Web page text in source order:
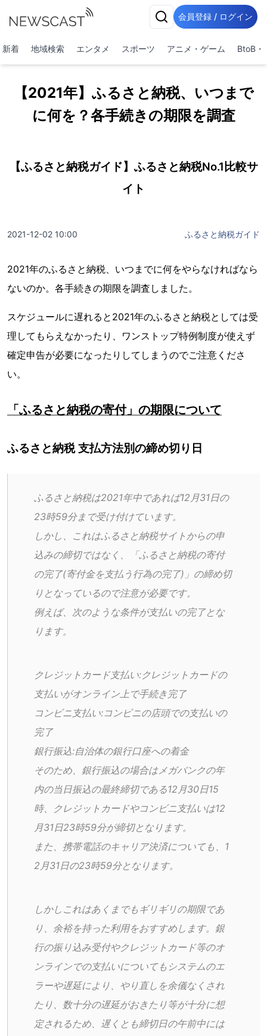
会員登録 / ログイン
新着 地域検索 エンタメ スポーツ アニメ・ゲーム BtoB・
【2021年】ふるさと納税、いつまで
に何を？各手続きの期限を調査
【ふるさと納税ガイド】ふるさと納税No.1比較サ
イト
2021-12-02 10:00 ふるさと納税ガイド
2021年のふるさと納税、いつまでに何をやらなければなら
ないのか。各手続きの期限を調査しました。
スケジュールに遅れると2021年のふるさと納税としては受
理してもらえなかったり、ワンストップ特例制度が使えず
確定申告が必要になったりしてしまうのでご注意くださ
い。
「ふるさと納税の寄付」の期限について
ふるさと納税 支払方法別の締め切り日
ふるさと納税は2021年中であれば12月31日の
23時59分まで受け付けています。
しかし、これはふるさと納税サイトからの申
込みの締切ではなく、「ふるさと納税の寄付
の完了(寄付金を支払う行為の完了)」の締め切
りとなっているので注意が必要です。
例えば、次のような条件が支払いの完了とな
ります。
クレジットカード支払い:クレジットカードの
支払いがオンライン上で手続き完了
コンビニ支払い:コンビニの店頭での支払いの
完了
銀行振込:自治体の銀行口座への着金
そのため、銀行振込の場合はメガバンクの年
内の当日振込の最終締切である12月30日15
時、クレジットカードやコンビニ支払いは12
月31日23時59分が締切となります。
また、携帯電話のキャリア決済についても、1
2月31日の23時59分となります。
しかしこれはあくまでもギリギリの期限であ
り、余裕を持った利用をおすすめします。銀
行の振り込み受付やクレジットカード等のオ
ンラインでの支払いについてもシステムのエ
ラーや遅延により、やり直しを余儀なくされ
たり、数十分の遅延がおきたり等が十分に想
定されるため、遅くとも締切日の午前中には